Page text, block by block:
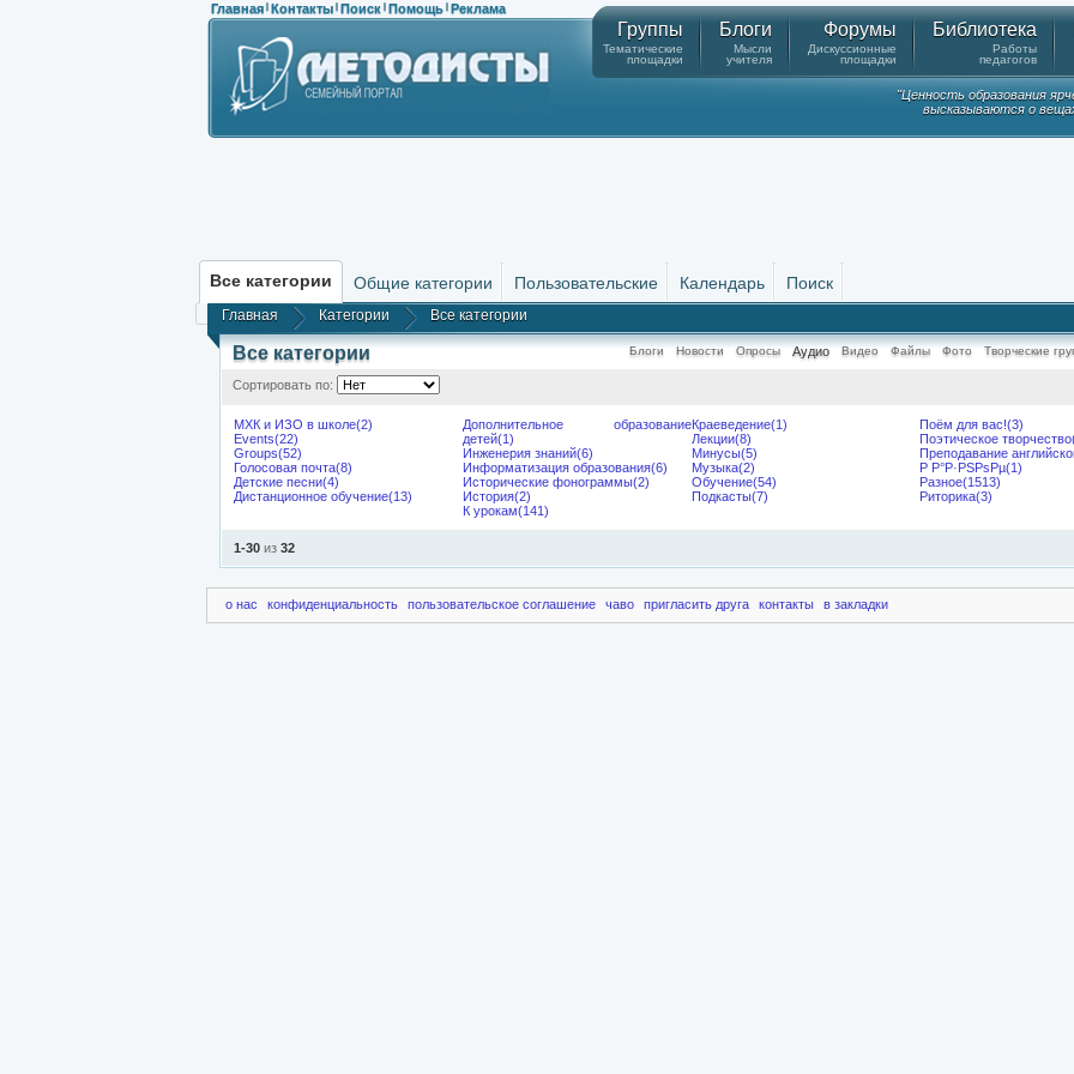
Главная | Контакты | Поиск | Помощь | Реклама
Группы
Тематические
площадки
Блоги
Мысли
учителя
Форумы
Дискуссионные
площадки
Библиотека
Работы
педагогов
"Ценность образования
высказываются о
Все категории Общие категории Пользовательские Календарь Поиск
Главная Категории Все категории
Все категории Блоги Новости Опросы Аудио Видео Файлы Фото Творческие
Сортировать по:
МХК и ИЗО в школе(2)
Events(22)
Groups(52)
Голосовая почта(8)
Детские песни(4)
Дистанционное обучение(13)
Дополнительное образование
детей(1)
Инженерия знаний(6)
Информатизация образования(6)
Исторические фонограммы(2)
История(2)
К урокам(141)
Краеведение(1)
Лекции(8)
Минусы(5)
Музыка(2)
Обучение(54)
Подкасты(7)
Поём для вас!(3)
Поэтическое
Преподавание
Р Р°Р·РЅРѕРµ(1)
Разное(1513)
Риторика(3)
1-30 из 32
о нас конфиденциальность пользовательское соглашение чаво пригласить друга контакты в закладки